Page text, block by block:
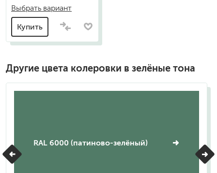
Выбрать вариант
Купить
Другие цвета колеровки в зелёные тона
RAL 6000 (патиново-зелёный)